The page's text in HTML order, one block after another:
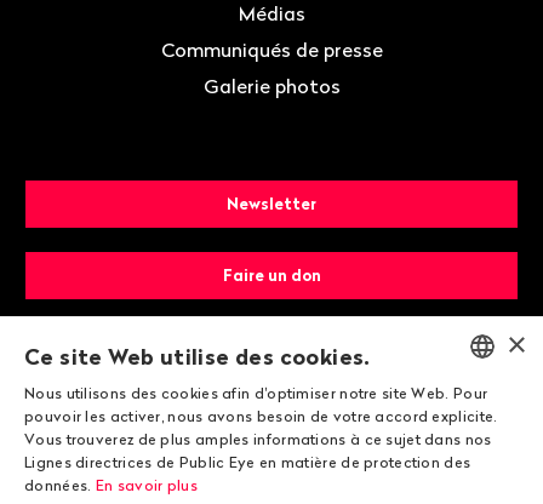
Médias
Communiqués de presse
Galerie photos
Newsletter
Faire un don
Devenir membre
ENGLISH
DEUTSCH
×
Ce site Web utilise des cookies.
Nous utilisons des cookies afin d'optimiser notre site Web. Pour
pouvoir les activer, nous avons besoin de votre accord explicite.
Vous trouverez de plus amples informations à ce sujet dans nos
Lignes directrices de Public Eye en matière de protection des
données. En savoir plus